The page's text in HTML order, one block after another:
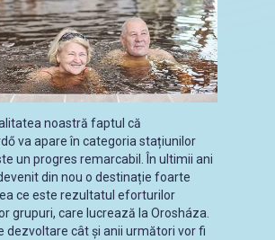
noastră faptul că
va apare în categoria stațiunilor
un progres remarcabil. În ultimii ani
din nou o destinație foarte
ce este rezultatul eforturilor
grupuri, care lucrează la Orosháza.
dezvoltare cât și anii următori vor fi